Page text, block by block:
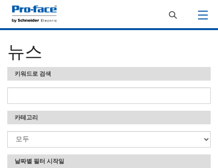
뉴스
키워드로 검색
카테고리
날짜별 필터 시작일